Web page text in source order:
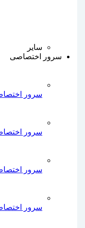
سایر
سرور اختصاصی
سرور
سرور
سرور
سرور